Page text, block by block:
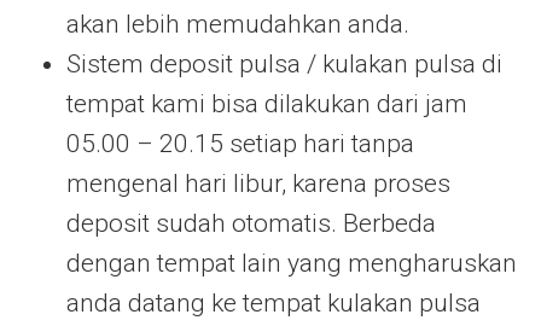
akan lebih memudahkan anda.
Sistem deposit pulsa / kulakan pulsa di
tempat kami bisa dilakukan dari jam
05.00 – 20.15 setiap hari tanpa
mengenal hari libur, karena proses
deposit sudah otomatis. Berbeda
dengan tempat lain yang mengharuskan
anda datang ke tempat kulakan pulsa